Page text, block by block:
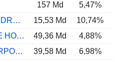
157 Md 5,47%
MAHINDRA & MAHINDRA LIMITED
15,53 Md 10,74%
GEELY AUTOMOBILE HOLDINGS LIMITED
49,36 Md 4,88%
SUZUKI MOTOR CORPORATION
39,58 Md
6,98%